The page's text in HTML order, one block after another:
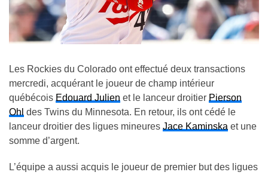
Les Rockies du Colorado ont effectué deux transactions
mercredi, acquérant le joueur de champ intérieur
québécois Edouard Julien et le lanceur droitier Pierson
Ohl des Twins du Minnesota. En retour, ils ont cédé le
lanceur droitier des ligues mineures Jace Kaminska et une
somme d’argent.
L’équipe a aussi acquis le joueur de premier but des ligues